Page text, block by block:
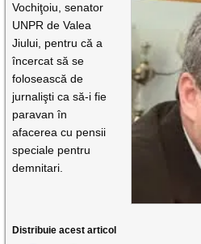
Vochiţoiu, senator
UNPR de Valea
Jiului, pentru că a
încercat să se
folosească de
jurnalişti ca să-i fie
paravan în
afacerea cu pensii
speciale pentru
demnitari.
Distribuie acest articol